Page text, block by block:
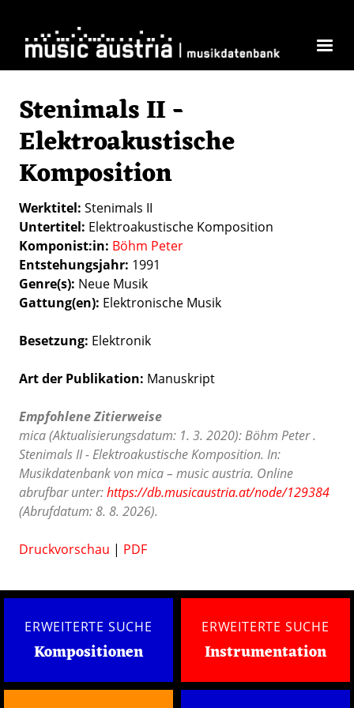
Stenimals II -
Elektroakustische
Komposition
Werktitel Stenimals II
Untertitel Elektroakustische Komposition
Komponist:in Böhm Peter
Entstehungsjahr 1991
Genre(s) Neue Musik
Gattung(en) Elektronische Musik
Besetzung Elektronik
Art der Publikation Manuskript
Empfohlene Zitierweise
mica (Aktualisierungsdatum: 1. 3. 2020): Böhm Peter .
Stenimals II - Elektroakustische Komposition. In:
Musikdatenbank von mica – music austria. Online
abrufbar unter:https://db.musicaustria.at/node/129384
(Abrufdatum: 8. 8. 2026).
Druckvorschau | PDF
ERWEITERTE SUCHE
Kompositionen
ERWEITERTE SUCHE
Instrumentation